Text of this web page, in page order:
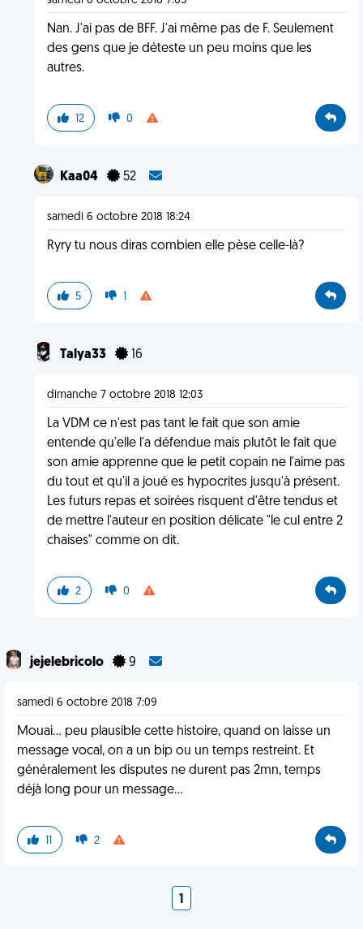
Nan. J'ai pas de BFF. J'ai même pas de F. Seulement
des gens que je déteste un peu moins que les
autres.
12 0
Kaa04 52
samedi 6 octobre 2018 18:24
Ryry tu nous diras combien elle pèse celle-là?
5 1
Talya33 16
dimanche 7 octobre 2018 12:03
La VDM ce n'est pas tant le fait que son amie
entende qu'elle l'a défendue mais plutôt le fait que
son amie apprenne que le petit copain ne l'aime pas
du tout et qu'il a joué es hypocrites jusqu'à présent.
Les futurs repas et soirées risquent d'être tendus et
de mettre l'auteur en position délicate "le cul entre 2
chaises" comme on dit.
2 0
jejelebricolo 9
samedi 6 octobre 2018 7:09
Mouai... peu plausible cette histoire, quand on laisse un
message vocal, on a un bip ou un temps restreint. Et
généralement les disputes ne durent pas 2mn, temps
déjà long pour un message...
11 2
1